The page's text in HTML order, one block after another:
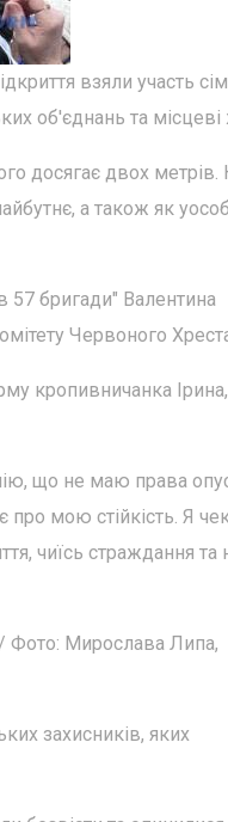
взяли участь
об'єднань та місцеві
досягає двох метрів.
а також як
57 бригади" Валентина
Червоного
кропивничанка
що не маю права
мою стійкість. Я
чиїсь страждання та
Фото: Мирослава Липа,
захисників, яких